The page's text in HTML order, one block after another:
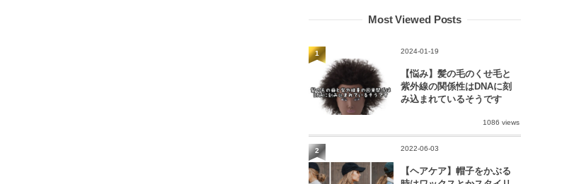
Most Viewed Posts
2024-01-19
【悩み】髪の毛のくせ毛と
紫外線の関係性はDNAに刻
み込まれているそうです
1086 views
1
2022-06-03
【ヘアケア】帽子をかぶる
2